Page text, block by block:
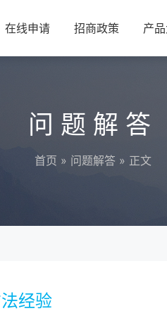
在线申请 招商政策 产
问题解答
首页 » 问题解答 » 正文
经验